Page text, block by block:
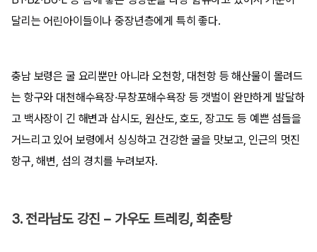
달리는 어린아이들이나 중장년층에게 특히 좋다.
충남 보령은 굴 요리뿐만 아니라 오천항, 대천항 등 해산물이 몰려드
는 항구와 대천해수욕장·무창포해수욕장 등 갯벌이 완만하게 발달하
고 백사장이 긴 해변과 삽시도, 원산도, 호도, 장고도 등 예쁜 섬들을
거느리고 있어 보령에서 싱싱하고 건강한 굴을 맛보고, 인근의 멋진
항구, 해변, 섬의 경치를 누려보자.
3. 전라남도 강진 – 가우도 트레킹, 회춘탕